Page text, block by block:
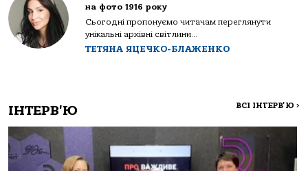
на фото 1916 року
Сьогодні пропонуємо читачам переглянути
унікальні архівні світлини...
ТЕТЯНА ЯЦЕЧКО-БЛАЖЕНКО
ІНТЕРВ'Ю ВСІ ІНТЕРВ'Ю >